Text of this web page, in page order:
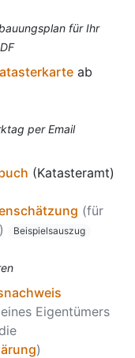
für Ihr
ab
per Email
(Katasteramt)
(für
) Beispielsauszug
Eigentümers
)